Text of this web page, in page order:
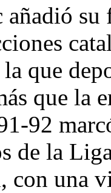
añadió
que
que la
92
de la
con una